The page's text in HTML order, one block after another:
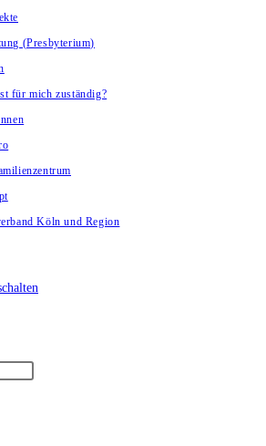
(Presbyterium)
für mich zuständig?
Köln und Region